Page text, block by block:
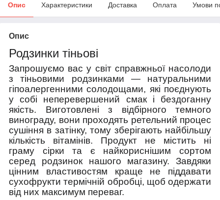
Опис Характеристики Доставка Оплата Умови
Опис
Родзинки тіньові
Запрошуємо вас у світ справжньої насолоди
з тіньовими родзинками — натуральними
гіпоалергенними солодощами, які поєднують
у собі неперевершений смак і бездоганну
якість. Виготовлені з відбірного темного
винограду, вони проходять ретельний процес
сушіння в затінку, тому зберігають найбільшу
кількість вітамінів. Продукт не містить ні
граму сірки та є найкориснішим сортом
серед родзинок нашого магазину. Завдяки
цінним властивостям краще не піддавати
сухофрукти термічній обробці, щоб одержати
від них максимум переваг.